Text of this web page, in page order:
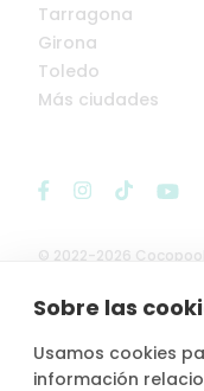
Sobre las
Usamos cookies
información
© 2022-2026

Tarragona
Girona
Toledo
Más ciudades